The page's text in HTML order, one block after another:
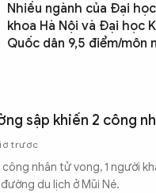
Nhiều ngành của Đại
khoa Hà Nội và Đại học
Quốc dân 9,5 điểm/môn
sập khiến 2 công
trước
công nhân tử vong, 1 người
du lịch ở Mũi Né.